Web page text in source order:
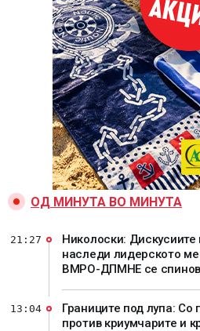
ОД МИНУТА ВО МИНУТА
Николоски: Дискусиите
наследи лидерското
ВМРО-ДПМНЕ се
21:27
Границите под лупа: Со
против криумчарите и
13:04